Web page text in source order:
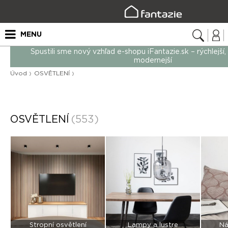
MENU
Spustili sme nový vzhľad e-shopu iFantazie.sk – rýchlejší,
modernejší
Úvod OSVĚTLENÍ
OSVĚTLENÍ (553)
Stropní osvětlení Lampy a lustre